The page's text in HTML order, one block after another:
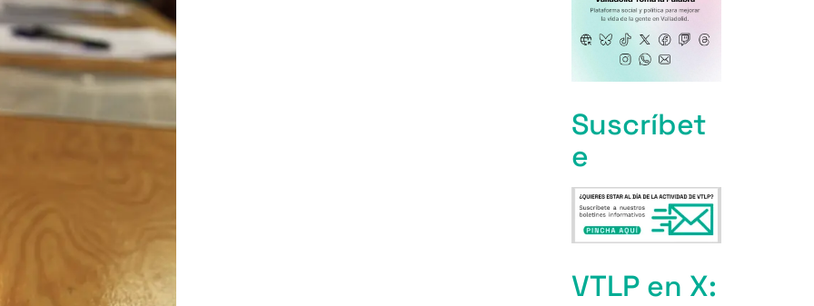
Suscríbet
e
VTLP en X: